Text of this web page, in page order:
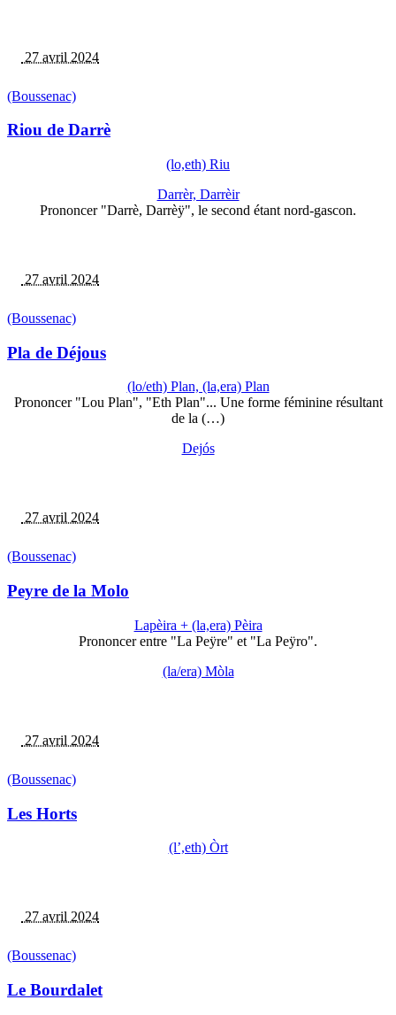
27 avril 2024
(Boussenac)
Riou de Darrè
(lo,eth) Riu
Darrèr, Darrèir
Prononcer "Darrè, Darrèÿ", le second étant nord-gascon.
27 avril 2024
(Boussenac)
Pla de Déjous
(lo/eth) Plan, (la,era) Plan
Prononcer "Lou Plan", "Eth Plan"... Une forme féminine résultant
de la (…)
Dejós
27 avril 2024
(Boussenac)
Peyre de la Molo
Lapèira + (la,era) Pèira
Prononcer entre "La Peÿre" et "La Peÿro".
(la/era) Mòla
27 avril 2024
(Boussenac)
Les Horts
(l’,eth) Òrt
27 avril 2024
(Boussenac)
Le Bourdalet